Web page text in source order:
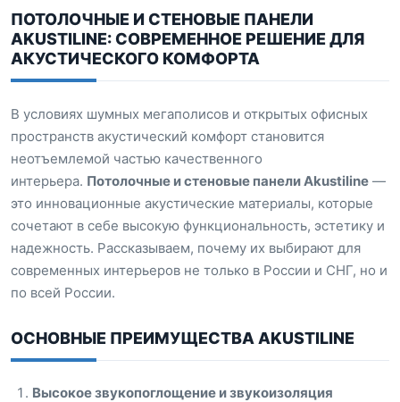
ПОТОЛОЧНЫЕ И СТЕНОВЫЕ ПАНЕЛИ
AKUSTILINE: СОВРЕМЕННОЕ РЕШЕНИЕ ДЛЯ
АКУСТИЧЕСКОГО КОМФОРТА
В условиях шумных мегаполисов и открытых офисных
пространств акустический комфорт становится
неотъемлемой частью качественного
интерьера. Потолочные и стеновые панели Akustiline —
это инновационные акустические материалы, которые
сочетают в себе высокую функциональность, эстетику и
надежность. Рассказываем, почему их выбирают для
современных интерьеров не только в России и СНГ, но и
по всей России.
ОСНОВНЫЕ ПРЕИМУЩЕСТВА AKUSTILINE
Высокое звукопоглощение и звукоизоляция